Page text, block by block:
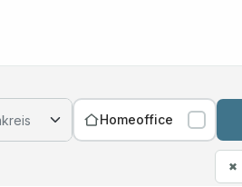
Homeoffice
✖